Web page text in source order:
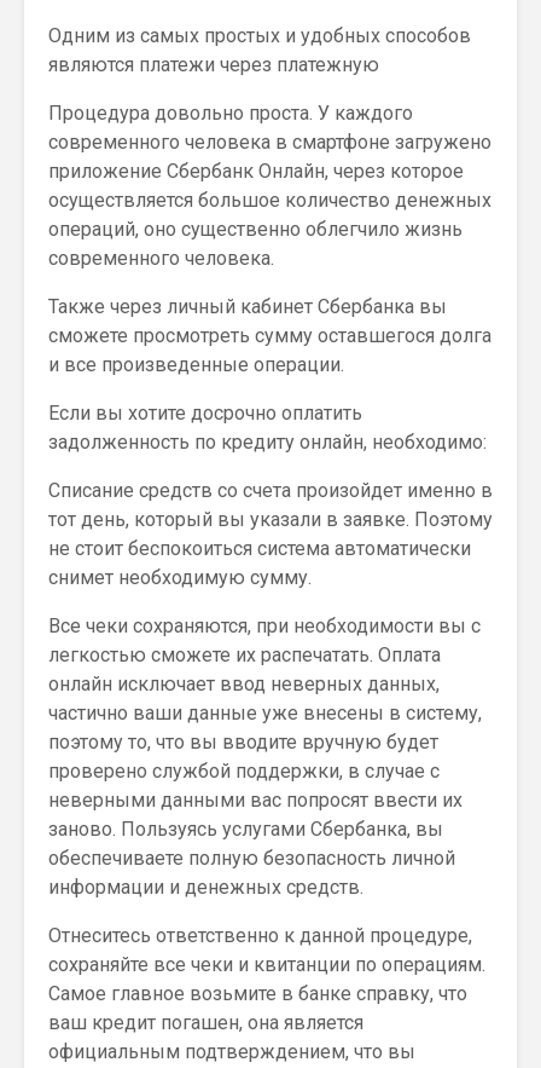
Одним из самых простых и удобных способов
являются платежи через платежную
Процедура довольно проста. У каждого
современного человека в смартфоне загружено
приложение Сбербанк Онлайн, через которое
осуществляется большое количество денежных
операций, оно существенно облегчило жизнь
современного человека.
Также через личный кабинет Сбербанка вы
сможете просмотреть сумму оставшегося долга
и все произведенные операции.
Если вы хотите досрочно оплатить
задолженность по кредиту онлайн, необходимо:
Списание средств со счета произойдет именно в
тот день, который вы указали в заявке. Поэтому
не стоит беспокоиться система автоматически
снимет необходимую сумму.
Все чеки сохраняются, при необходимости вы с
легкостью сможете их распечатать. Оплата
онлайн исключает ввод неверных данных,
частично ваши данные уже внесены в систему,
поэтому то, что вы вводите вручную будет
проверено службой поддержки, в случае с
неверными данными вас попросят ввести их
заново. Пользуясь услугами Сбербанка, вы
обеспечиваете полную безопасность личной
информации и денежных средств.
Отнеситесь ответственно к данной процедуре,
сохраняйте все чеки и квитанции по операциям.
Самое главное возьмите в банке справку, что
ваш кредит погашен, она является
официальным подтверждением, что вы